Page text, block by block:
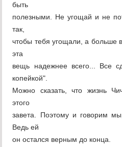
быть
полезными. Не угощай и не
так,
чтобы тебя угощали, а больше
эта
вещь надежнее всего... Все
копейкой".
Можно сказать, что жизнь
этого
завета. Поэтому и говорим
Ведь ей
он остался верным до конца.